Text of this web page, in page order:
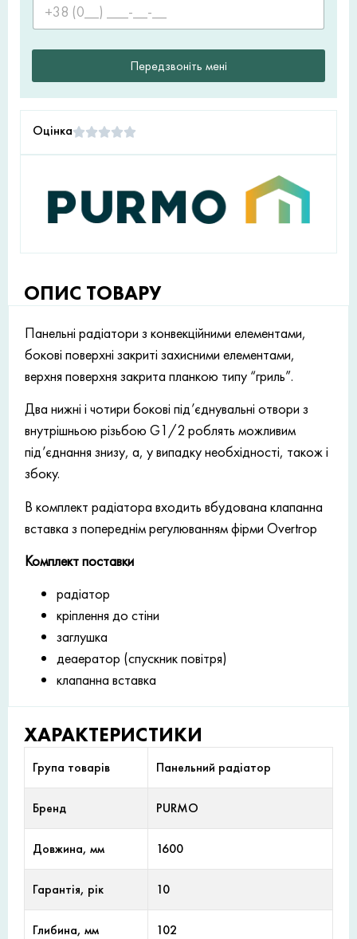
Передзвоніть мені
Оцінка
ОПИС ТОВАРУ
Панельні радіатори з конвекційними елементами,
бокові поверхні закриті захисними елементами,
верхня поверхня закрита планкою типу “гриль”.
Два нижні і чотири бокові під’єднувальні отвори з
внутрішньою різьбою G1/2 роблять можливим
під’єднання знизу, а, у випадку необхідності, також і
збоку.
В комплект радіатора входить вбудована клапанна
вставка з попереднім регулюванням фірми Overtrop
Комплект поставки
радіатор
кріплення до стіни
заглушка
деаератор (спускник повітря)
клапанна вставка
ХАРАКТЕРИСТИКИ
Група товарів Панельний радіатор
Бренд PURMO
Довжина, мм 1600
Гарантія, рік 10
Глибина, мм 102